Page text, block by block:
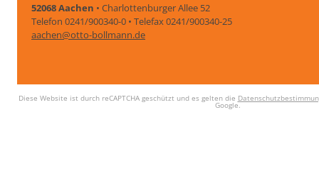
52068 Aachen • Charlottenburger Allee 52
Telefon 0241/900340-0 • Telefax 0241/900340-25
aachen@otto-bollmann.de
Diese Website ist durch reCAPTCHA geschützt und es gelten die
Google.